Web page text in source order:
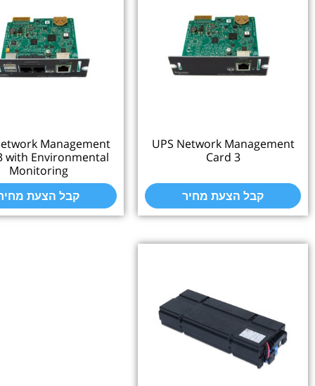
UPS Network
קבל הצעת מחיר
UPS Network Management
Card 3 with Environmental
Monitoring
קבל הצעת מחיר